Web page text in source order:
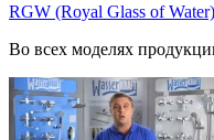
RGW (Royal Glass of
Во всех моделях